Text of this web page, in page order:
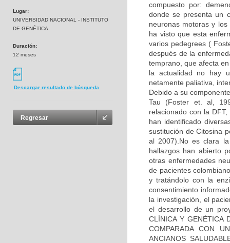
Lugar:
UNIVERSIDAD NACIONAL - INSTITUTO
DE GENÉTICA
Duración:
12 meses
Descargar resultado de búsqueda
Regresar
compuesto por:
donde se presenta un
neuronas motoras y
ha visto que esta
varios pedegrees (
después de la
temprano, que afecta
la actualidad no hay
netamente paliativa,
Debido a su
Tau (Foster et. al,
relacionado con la
han identificado
sustitución de Citosina
al 2007).No es clara
hallazgos han abierto
otras enfermedades
de pacientes
y tratándolo con la
consentimiento
la investigación, el
el desarrollo de un
CLÍNICA Y GENÉTICA
COMPARADA CON
ANCIANOS